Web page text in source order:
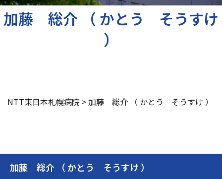
ご来院される方へ
交通アクセス お問い合わせ
加藤 総介 （ かとう そうすけ ）
加藤 総介 （ かとう そうすけ
）
NTT東日本札幌病院 >加藤 総介 （ かとう そうすけ ）